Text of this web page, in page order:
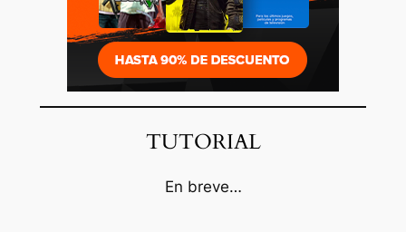
TUTORIAL
En breve…